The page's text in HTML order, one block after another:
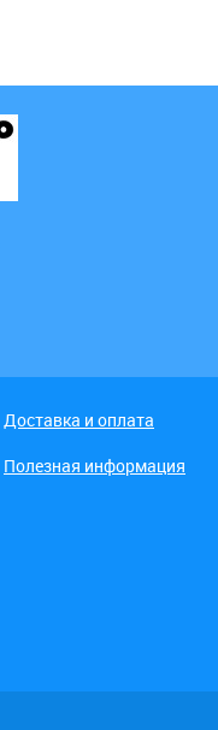
Доставка и оплата
Полезная информация